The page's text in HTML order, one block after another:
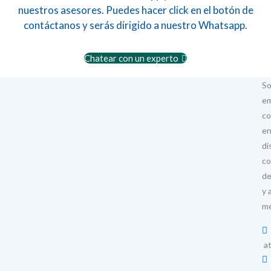
nuestros asesores. Puedes hacer click en el botón de
contáctanos y serás dirigido a nuestro Whatsapp.
Chatear con un experto
y